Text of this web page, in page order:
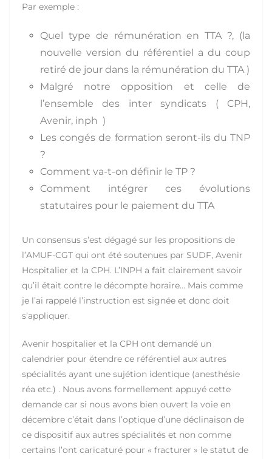
Par exemple :
Quel type de rémunération en TTA ?, (la
nouvelle version du référentiel a du coup
retiré de jour dans la rémunération du TTA )
Malgré notre opposition et celle de
l’ensemble des inter syndicats ( CPH,
Avenir, inph )
Les congés de formation seront-ils du TNP
?
Comment va-t-on définir le TP ?
Comment intégrer ces évolutions
statutaires pour le paiement du TTA
Un consensus s’est dégagé sur les propositions de
l’AMUF-CGT qui ont été soutenues par SUDF, Avenir
Hospitalier et la CPH. L’INPH a fait clairement savoir
qu’il était contre le décompte horaire… Mais comme
je l’ai rappelé l’instruction est signée et donc doit
s’appliquer.
Avenir hospitalier et la CPH ont demandé un
calendrier pour étendre ce référentiel aux autres
spécialités ayant une sujétion identique (anesthésie
réa etc.) . Nous avons formellement appuyé cette
demande car si nous avons bien ouvert la voie en
décembre c’était dans l’optique d’une déclinaison de
ce dispositif aux autres spécialités et non comme
certains l’ont caricaturé pour « fracturer » le statut de